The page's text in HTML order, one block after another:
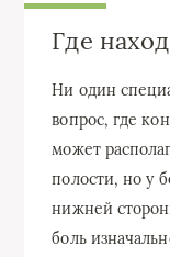
Где
Ни один
вопрос, где
может
полости, но у
нижней
боль